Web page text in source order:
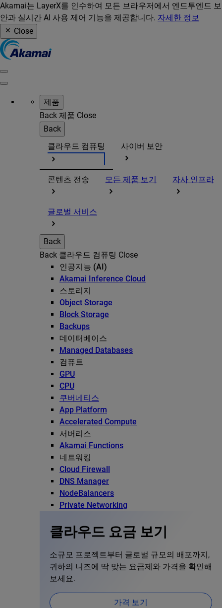
Akamai는 LayerX를 인수하여 모든 브라우저에서 엔드투엔드 보
안과 실시간 AI 사용 제어 기능을 제공합니다. 자세한 정보
Close
제품
Back 제품 Close
Back
클라우드 컴퓨팅
사이버 보안
콘텐츠 전송 모든 제품 보기 자사 인프라
글로벌 서비스
Back
Back 클라우드 컴퓨팅 Close
인공지능 (AI)
Akamai Inference Cloud
스토리지
Object Storage
Block Storage
Backups
데이터베이스
Managed Databases
컴퓨트
GPU
CPU
쿠버네티스
App Platform
Accelerated Compute
서버리스
Akamai Functions
네트워킹
Cloud Firewall
DNS Manager
NodeBalancers
Private Networking
클라우드 요금 보기
소규모 프로젝트부터 글로벌 규모의 배포까지,
귀하의 니즈에 딱 맞는 요금제와 가격을 확인해
보세요.
가격 보기